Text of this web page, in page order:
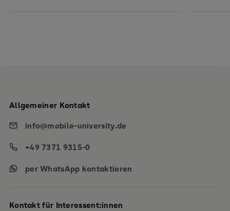
Allgemeiner Kontakt
info@mobile-university.de
+49 7371 9315-0
per WhatsApp kontaktieren
Kontakt für Interessent:innen